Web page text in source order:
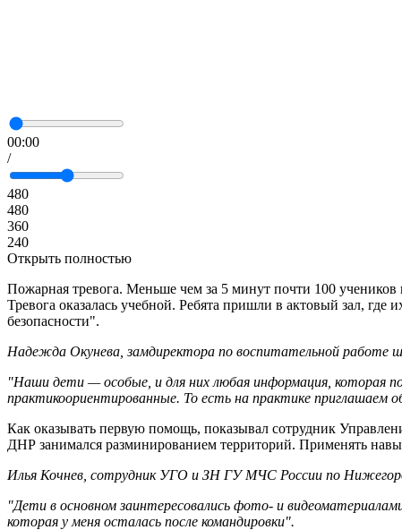
00:00
/
480
480
360
240
Открыть полностью
Пожарная тревога. Меньше чем за 5 минут почти 100
Тревога оказалась учебной. Ребята пришли в актовый зал,
безопасности".
Надежда Окунева, замдиректора по воспитательной работе
"Наши дети — особые, и для них любая информация, которая
практикоориентированные. То есть на практике приглашаем
Как оказывать первую помощь, показывал сотрудник
ДНР занимался разминированием территорий. Применять
Илья Кочнев, сотрудник УГО и ЗН ГУ МЧС России по
"Дети в основном заинтересовались фото- и
которая у меня осталась после командировки".